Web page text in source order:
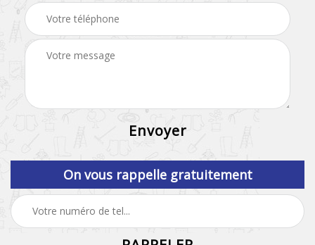
On vous rappelle gratuitement